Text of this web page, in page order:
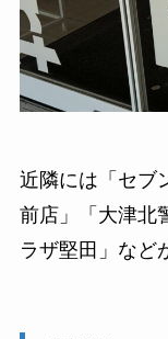
近隣には「セブ
前店」「大津北
ラザ堅田」など